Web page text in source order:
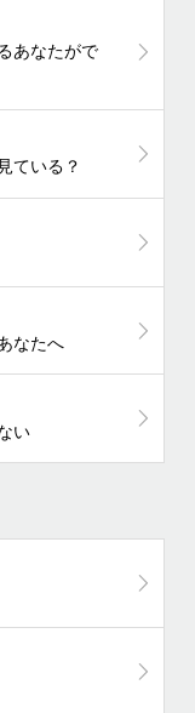
あなたがで
ている？
なたへ
い